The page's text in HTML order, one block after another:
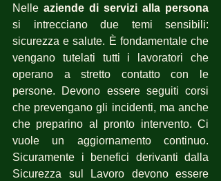
Nelle aziende di servizi alla persona
si intrecciano due temi sensibili:
sicurezza e salute. È fondamentale che
vengano tutelati tutti i lavoratori che
operano a stretto contatto con le
persone. Devono essere seguiti corsi
che prevengano gli incidenti, ma anche
che preparino al pronto intervento. Ci
vuole un aggiornamento continuo.
Sicuramente i benefici derivanti dalla
Sicurezza sul Lavoro devono essere